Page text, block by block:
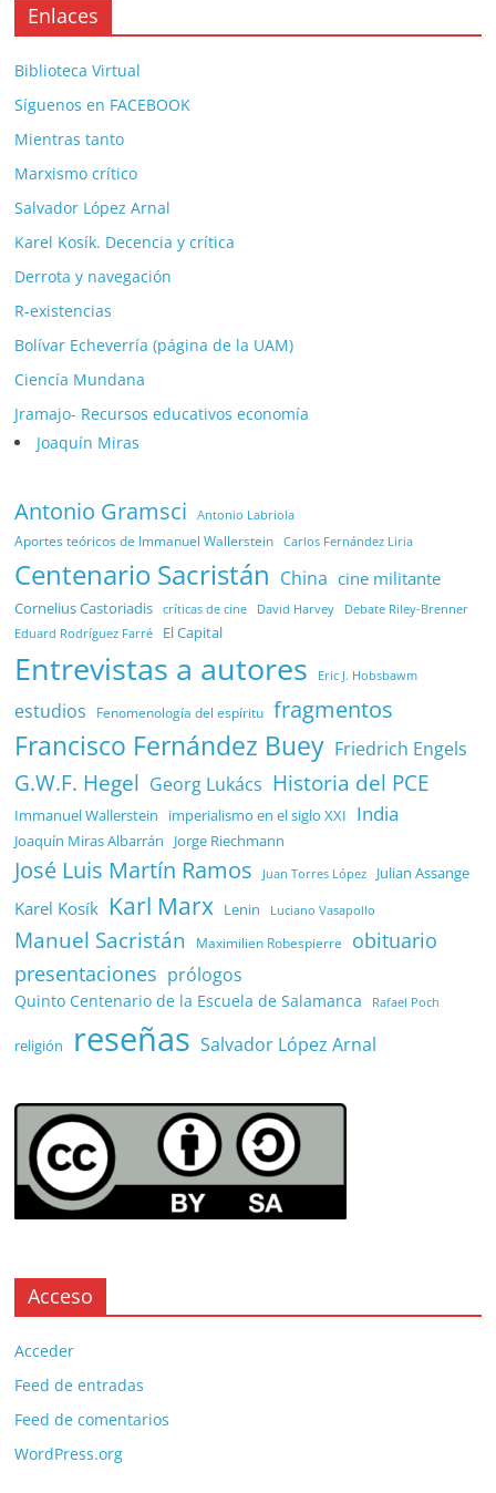
Enlaces
Biblioteca Virtual
Síguenos en FACEBOOK
Mientras tanto
Marxismo crítico
Salvador López Arnal
Karel Kosík. Decencia y crítica
Derrota y navegación
R-existencias
Bolívar Echeverría (página de la UAM)
Ciencía Mundana
Jramajo- Recursos educativos economía
Joaquín Miras
Antonio Gramsci Antonio Labriola
Aportes teóricos de Immanuel Wallerstein Carlos Fernández Liria
Centenario Sacristán China cine militante
Cornelius Castoriadis críticas de cine David Harvey Debate Riley-Brenner
Eduard Rodríguez Farré El Capital
Entrevistas a autores Eric J. Hobsbawm
estudios Fenomenología del espíritu fragmentos
Francisco Fernández Buey Friedrich Engels
G.W.F. Hegel Georg Lukács Historia del PCE
Immanuel Wallerstein imperialismo en el siglo XXI India
Joaquín Miras Albarrán Jorge Riechmann
José Luis Martín Ramos Juan Torres López Julian Assange
Karel Kosík Karl Marx Lenin Luciano Vasapollo
Manuel Sacristán Maximilien Robespierre
obituario
presentaciones prólogos
Quinto Centenario de la Escuela de Salamanca Rafael Poch
religión reseñas Salvador López Arnal
Acceso
Acceder
Feed de entradas
Feed de comentarios
WordPress.org